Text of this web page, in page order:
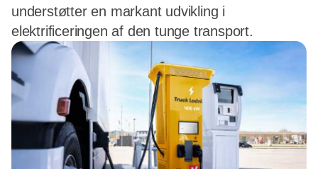
understøtter en markant udvikling i
elektrificeringen af den tunge transport.